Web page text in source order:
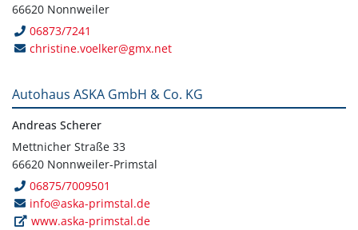
66620 Nonnweiler
06873/7241
christine.voelker@gmx.net
Autohaus ASKA GmbH & Co. KG
Andreas Scherer
Mettnicher Straße 33
66620 Nonnweiler-Primstal
06875/7009501
info@aska-primstal.de
www.aska-primstal.de